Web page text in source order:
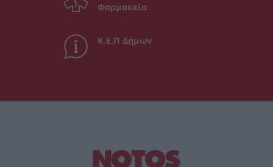
Φαρμακεία
Κ.Ε.Π Δήμων